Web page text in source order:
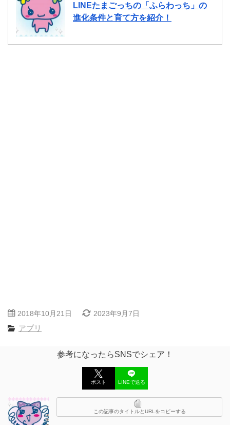
LINEたまごっちの「ふらわっち」の
進化条件と育て方を紹介！
2018年10月21日 2023年9月7日
アプリ
参考になったらSNSでシェア！
ポスト LINEで送る
この記事のタイトルとURLをコピーする